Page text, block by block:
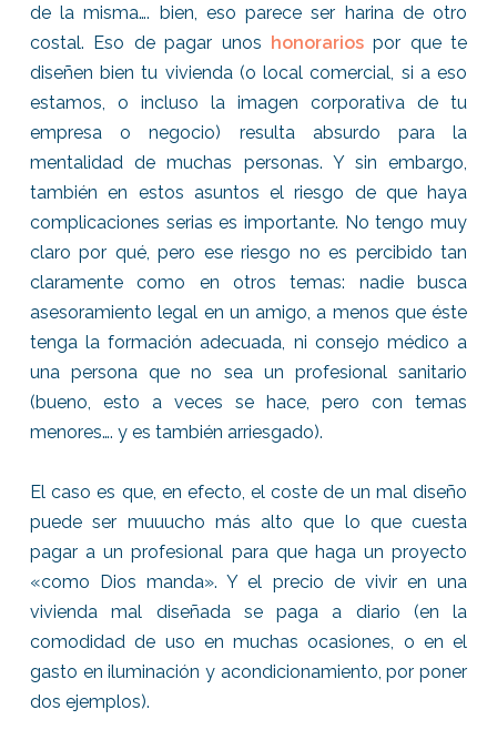
de la misma…. bien, eso parece ser harina de otro
costal. Eso de pagar unos honorariospor que te
diseñen bien tu vivienda (o local comercial, si a eso
estamos, o incluso la imagen corporativa de tu
empresa o negocio) resulta absurdo para la
mentalidad de muchas personas. Y sin embargo,
también en estos asuntos el riesgo de que haya
complicaciones serias es importante. No tengo muy
claro por qué, pero ese riesgo no es percibido tan
claramente como en otros temas: nadie busca
asesoramiento legal en un amigo, a menos que éste
tenga la formación adecuada, ni consejo médico a
una persona que no sea un profesional sanitario
(bueno, esto a veces se hace, pero con temas
menores…. y es también arriesgado).
El caso es que, en efecto, el coste de un mal diseño
puede ser muuucho más alto que lo que cuesta
pagar a un profesional para que haga un proyecto
«como Dios manda». Y el precio de vivir en una
vivienda mal diseñada se paga a diario (en la
comodidad de uso en muchas ocasiones, o en el
gasto en iluminación y acondicionamiento, por poner
dos ejemplos).